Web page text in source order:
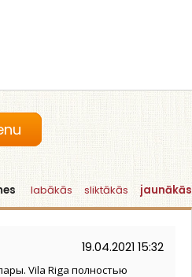
labākās sliktākās jaunākās
19.04.2021 15:32
Vila Riga полностью